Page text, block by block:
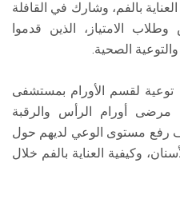
بالفم، وشارك في القافلة
الامتياز، الذين قدموا
الصحية.
توعية لقسم الأورام بمستشفى
مرضى أورام الرأس والرقبة
رفع مستوى الوعي لديهم حول
وكيفية العناية بالفم خلال